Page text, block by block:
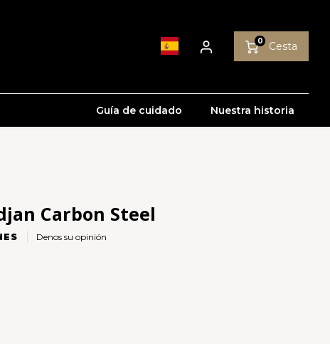
0 Cesta
Guía de cuidado Nuestra historia
Carbon Steel
Denos su opinión